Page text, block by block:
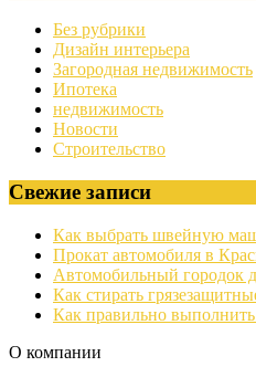
Без рубрики
Дизайн интерьера
Загородная недвижимость
Ипотека
недвижимость
Новости
Строительство
Свежие записи
Как выбрать швейную
Прокат автомобиля в
Автомобильный городок
Как стирать
Как правильно выполнить
О компании